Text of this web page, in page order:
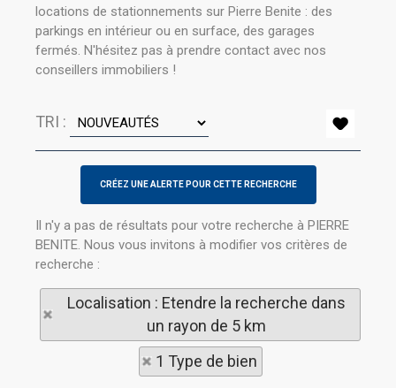
locations de stationnements sur Pierre Benite : des
parkings en intérieur ou en surface, des garages
fermés. N'hésitez pas à prendre contact avec nos
conseillers immobiliers !
TRI :
Il n'y a pas de résultats pour votre recherche à PIERRE
BENITE. Nous vous invitons à modifier vos critères de
recherche :
Localisation : Etendre la recherche dans
un rayon de 5 km
1 Type de bien